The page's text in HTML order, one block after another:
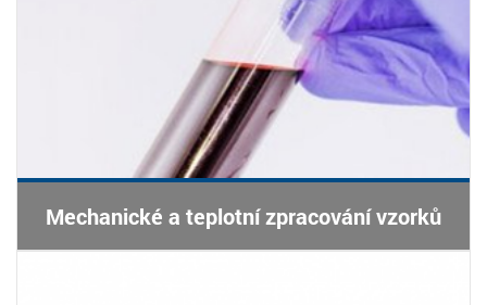
Mechanické a teplotní zpracování vzorků